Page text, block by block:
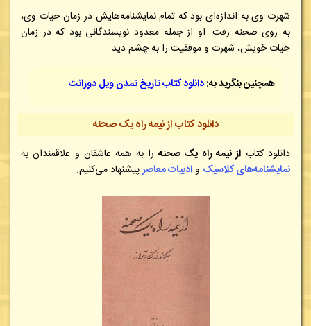
شهرت وی به اندازه‌ای بود که تمام نمایشنامه‌هایش در زمان حیات وی،
به روی صحنه رفت. او از جمله معدود نویسندگانی بود که در زمان
حیات خویش، شهرت و موفقیت را به چشم دید.
همچنین بنگرید به:دانلود کتاب تاریخ تمدن ویل دورانت
دانلود کتاب از نیمه راه یک صحنه
دانلود کتاب از نیمه راه یک صحنهرا به همه عاشقان و علاقمندان به
نمایشنامه‌های کلاسیک وادبیات معاصرپیشنهاد می‌کنیم.